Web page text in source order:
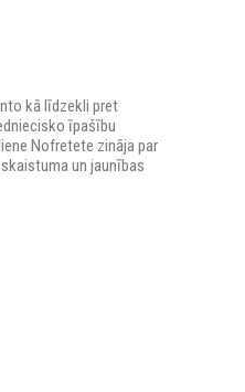
kā līdzekli pret
īpašību
Nofretete zināja par
un jaunības